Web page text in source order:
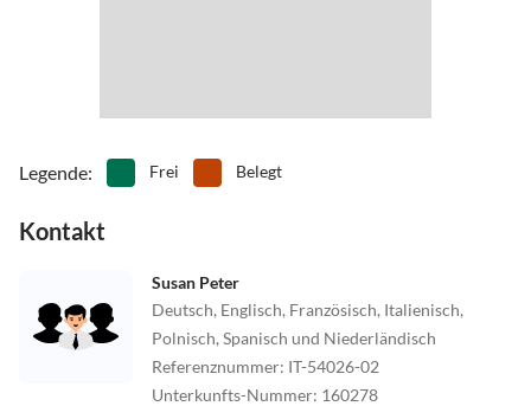
Legende: Frei Belegt
Kontakt
Susan Peter
Deutsch, Englisch, Französisch, Italienisch,
Polnisch, Spanisch und Niederländisch
Referenznummer: IT-54026-02
Unterkunfts-Nummer: 160278